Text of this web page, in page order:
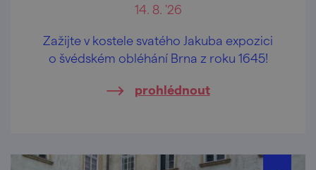
14. 8. '26
Zažijte v kostele svatého Jakuba expozici
o švédském obléhání Brna z roku 1645!
prohlédnout